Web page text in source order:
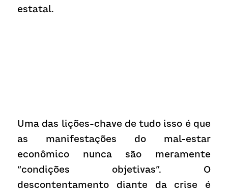
estatal.
Uma das lições-chave de tudo isso é que
as manifestações do mal-estar
econômico nunca são meramente
“condições objetivas”. O
descontentamento diante da crise é